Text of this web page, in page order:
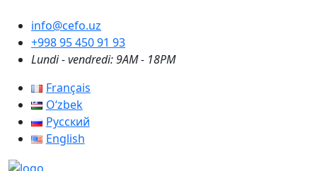
info@cefo.uz
+998 95 450 91 93
Lundi - vendredi: 9AM - 18PM
Français
Oʻzbek
Русский
English